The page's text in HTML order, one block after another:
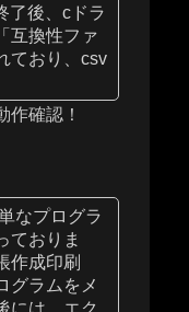
了後、cドラ
互換性ファ
ており、csv
確認！
なプログラ
ておりま
作成印刷
グラムをメ
には、エク